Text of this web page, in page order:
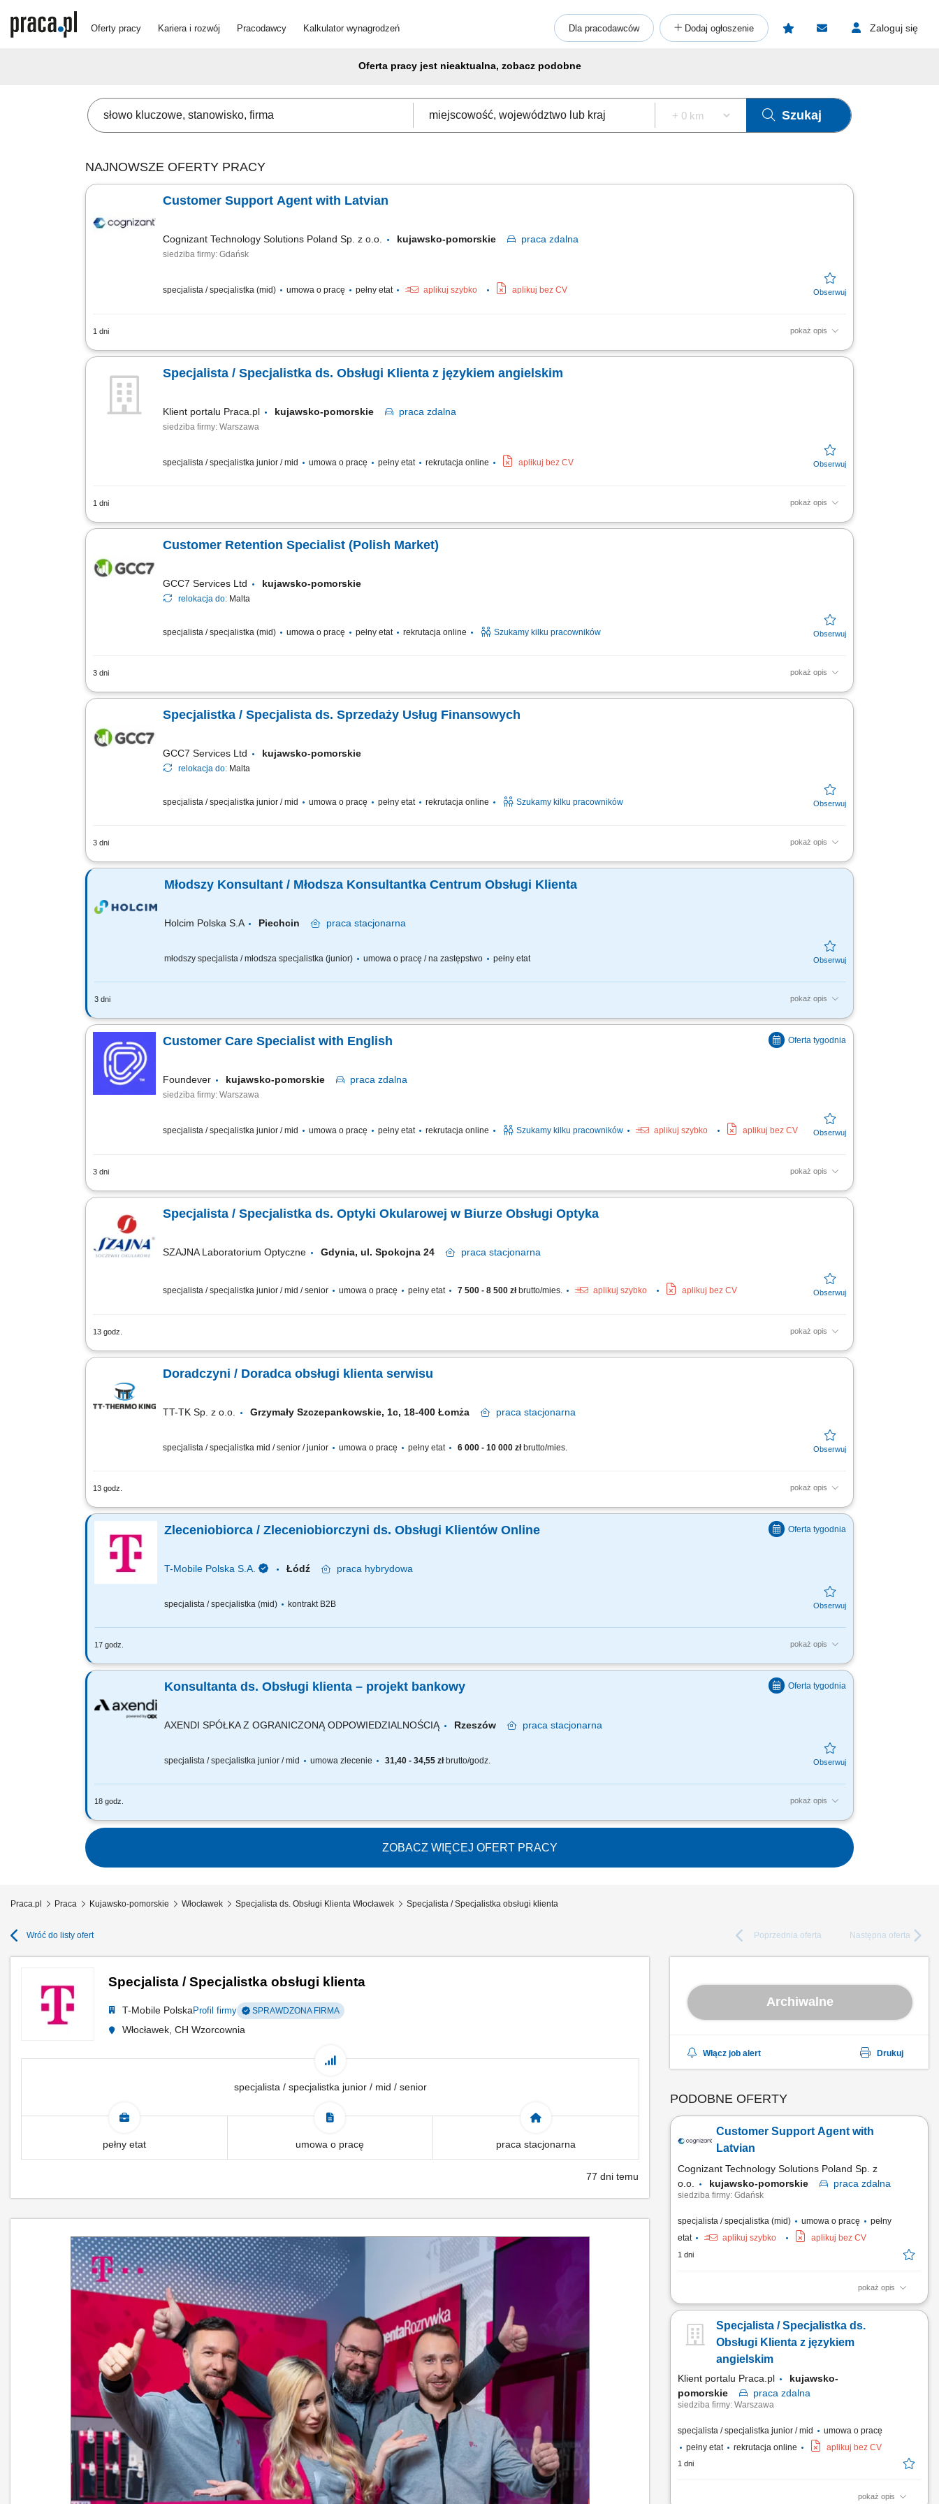
Oferty pracy Kariera i rozwój Pracodawcy Kalkulator wynagrodzeń Dla pracodawców Dodaj ogłoszenie Zaloguj się
Oferta pracy jest nieaktualna, zobacz podobne
Szukaj
NAJNOWSZE OFERTY PRACY
Customer Support Agent with Latvian
Cognizant Technology Solutions Poland Sp. z o.o. kujawsko-pomorskie praca zdalna
siedziba firmy: Gdańsk
specjalista / specjalistka (mid) umowa o pracę pełny etat aplikuj szybko aplikuj bez CV
1 dni pokaż opis
What we do We are dedicated to helping the world's leading companies build stronger businesses — helping them go from doing digital to being digital. Cognizant
Specjalista / Specjalistka ds. Obsługi Klienta z językiem angielskim
Klient portalu Praca.pl kujawsko-pomorskie praca zdalna
siedziba firmy: Warszawa
specjalista / specjalistka junior / mid umowa o pracę pełny etat rekrutacja online aplikuj bez CV
1 dni pokaż opis
zapewnianie profesjonalnej obsługi klienta w języku angielskim udzielanie wsparcia w zakresie produktów, zamówień oraz kont użytkowników; odpowiadanie na
Customer Retention Specialist (Polish Market)
GCC7 Services Ltd kujawsko-pomorskie
relokacja do: Malta
specjalista / specjalistka (mid) umowa o pracę pełny etat rekrutacja online Szukamy kilku pracowników
3 dni pokaż opis
Twoje zadania: Prowadzenie rozmów telefonicznych z klientami zainteresowanymi ofertą. Doradztwo oraz sprzedaż usług związanych z edukacją finansową.
Specjalistka / Specjalista ds. Sprzedaży Usług Finansowych
GCC7 Services Ltd kujawsko-pomorskie
relokacja do: Malta
specjalista / specjalistka junior / mid umowa o pracę pełny etat rekrutacja online Szukamy kilku pracowników
3 dni pokaż opis
Zakres obowiązków: Telefoniczny kontakt z klientami zainteresowanymi produktami firmy. Sprzedaż usług finansowych oraz szkoleń z zakresu edukacji finansowej.
Młodszy Konsultant / Młodsza Konsultantka Centrum Obsługi Klienta
Holcim Polska S.A Piechcin praca stacjonarna
młodszy specjalista / młodsza specjalistka (junior) umowa o pracę / na zastępstwo pełny etat
3 dni pokaż opis
Zakres obowiązków: Telefoniczna i systemowa obsługa klientów, przyjmowanie, modyfikacja i anulowanie zamówień. Bieżąca kontrola realizacji zleceń oraz
Customer Care Specialist with English
Foundever kujawsko-pomorskie praca zdalna
siedziba firmy: Warszawa
specjalista / specjalistka junior / mid umowa o pracę pełny etat rekrutacja online Szukamy kilku pracowników aplikuj szybko aplikuj bez CV
3 dni pokaż opis
Location: Gdańsk or Warsaw, Poland Contract type: Fixed-term contract (3 months) Work model: On-site training followed by remote work Your responsibilities
Specjalista / Specjalistka ds. Optyki Okularowej w Biurze Obsługi Optyka
SZAJNA Laboratorium Optyczne Gdynia, ul. Spokojna 24 praca stacjonarna
specjalista / specjalistka junior / mid / senior umowa o pracę pełny etat 7 500 - 8 500 złbrutto/mies. aplikuj szybko aplikuj bez CV
13 godz. pokaż opis
Jako Specjalistka/-ta ds. Optyki Okularowej będziesz: budowała/-ał i utrzymywał długofalowe relacje z klientami firmy (salony optyczne) przyjmowała/-ał zamówienia i
Doradczyni / Doradca obsługi klienta serwisu
TT-TK Sp. z o.o. Grzymały Szczepankowskie, 1c, 18-400 Łomża praca stacjonarna
specjalista / specjalistka mid / senior / junior umowa o pracę pełny etat 6 000 - 10 000 złbrutto/mies.
13 godz. pokaż opis
Opis stanowiska: Kontakt z klientami serwisu – obsługa bezpośrednia, telefoniczna oraz mailowa. Przyjmowanie i kompleksowe prowadzenie zgłoszeń serwisowych od
Zleceniobiorca / Zleceniobiorczyni ds. Obsługi Klientów Online
T-Mobile Polska S.A. Łódź praca hybrydowa
specjalista / specjalistka (mid) kontrakt B2B
17 godz. pokaż opis
ZADANIA KTÓRE NA CIEBIE CZEKAJĄ: około 70% czasu poświęcisz na obsługę klientów za pośrednictwem czatu, udzielając szybkich i trafnych odpowiedzi,
Konsultanta ds. Obsługi klienta – projekt bankowy
AXENDI SPÓŁKA Z OGRANICZONĄ ODPOWIEDZIALNOŚCIĄ Rzeszów praca stacjonarna
specjalista / specjalistka junior / mid umowa zlecenie 31,40 - 34,55 złbrutto/godz.
18 godz. pokaż opis
Twoim zadaniem będzie: prowadzenie rozmów telefonicznych oraz mailowych+chat i odpowiadanie na pytania klientów banku dotyczące kont osobistych,
ZOBACZ WIĘCEJ OFERT PRACY
Praca.pl Praca Kujawsko-pomorskie Włocławek Specjalista ds. Obsługi Klienta Włocławek Specjalista / Specjalistka obsługi klienta
Wróć do listy ofert Poprzednia oferta Następna oferta
Specjalista / Specjalistka obsługi klienta
T-Mobile Polska Profil firmy SPRAWDZONA FIRMA
Włocławek, CH Wzorcownia
specjalista / specjalistka junior / mid / senior
pełny etat umowa o pracę praca stacjonarna
77 dni temu
Archiwalne
Włącz job alert Drukuj
PODOBNE OFERTY
Customer Support Agent with
Latvian
Cognizant Technology Solutions Poland Sp. z
o.o.
kujawsko-pomorskie praca zdalna
siedziba firmy: Gdańsk
specjalista / specjalistka (mid) umowa o pracę
pełny
etat
aplikuj szybko aplikuj bez CV
1 dni
pokaż opis
What we do We are dedicated to helping the world's leading
doing digital to being digital. Cognizant Poland offices are
located in Gdańsk, Wrocław, and Kraków. With the capacity to
support various clients, we offer a world of...
Specjalista / Specjalistka ds.
Obsługi Klienta z językiem
angielskim
Klient portalu Praca.pl
kujawsko-
pomorskie
praca zdalna
siedziba firmy: Warszawa
specjalista / specjalistka junior / mid
umowa o pracę
pełny etat
rekrutacja online aplikuj bez CV
1 dni
pokaż opis